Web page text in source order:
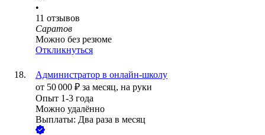
•
11 отзывов
Саратов
Можно без резюме
Откликнуться
Администратор в онлайн-школу
от 50 000 ₽ за месяц, на руки
Опыт 1-3 года
Можно удалённо
Выплаты: Два раза в месяц